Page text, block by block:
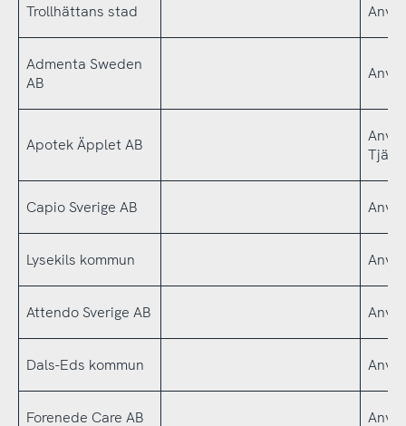
Trollhättans stad
Admenta Sweden
AB
Apotek Äpplet AB
Capio Sverige AB
Lysekils kommun
Attendo Sverige AB
Dals-Eds kommun
Forenede Care AB